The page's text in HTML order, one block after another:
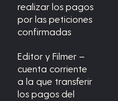
realizar los pagos
por las peticiones
confirmadas
Editor y Filmer –
cuenta corriente
a la que transferir
los pagos del